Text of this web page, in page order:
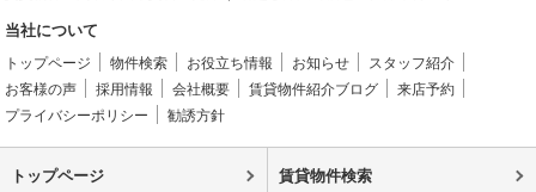
当社について
トップページ 物件検索 お役立ち情報 お知らせ
スタッフ紹介
お客様の声
採用情報 会社概要 賃貸物件紹介ブログ
来店予約
プライバシーポリシー
勧誘方針
トップページ 賃貸物件検索